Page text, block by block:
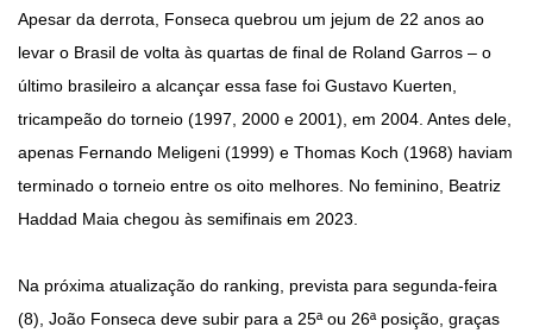
Apesar da derrota, Fonseca quebrou um jejum de 22 anos ao
levar o Brasil de volta às quartas de final de Roland Garros – o
último brasileiro a alcançar essa fase foi Gustavo Kuerten,
tricampeão do torneio (1997, 2000 e 2001), em 2004. Antes dele,
apenas Fernando Meligeni (1999) e Thomas Koch (1968) haviam
terminado o torneio entre os oito melhores. No feminino, Beatriz
Haddad Maia chegou às semifinais em 2023.
Na próxima atualização do ranking, prevista para segunda-feira
(8), João Fonseca deve subir para a 25ª ou 26ª posição, graças